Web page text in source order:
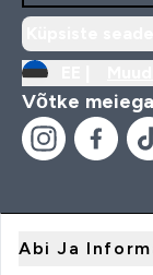
Võtke
Abi Ja